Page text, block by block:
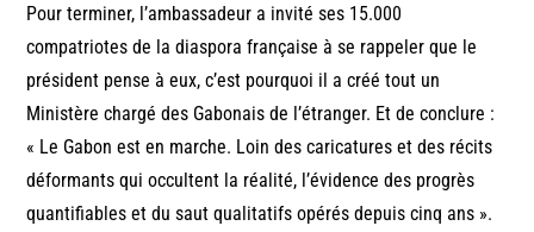
Pour terminer, l’ambassadeur a invité ses 15.000
compatriotes de la diaspora française à se rappeler que le
président pense à eux, c’est pourquoi il a créé tout un
Ministère chargé des Gabonais de l’étranger. Et de conclure :
« Le Gabon est en marche. Loin des caricatures et des récits
déformants qui occultent la réalité, l’évidence des progrès
quantifiables et du saut qualitatifs opérés depuis cinq ans ».